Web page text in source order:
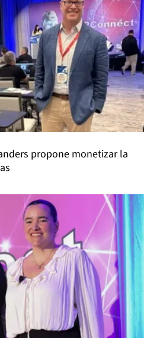
propone monetizar la